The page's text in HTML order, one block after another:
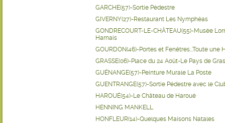
GARCHE(57)-Sortie Pédestre
GIVERNY(27)-Restaurant Les Nymphéas
GONDRECOURT-LE-CHÂTEAU(55)-Musée
Harnais
GOURDON(46)-Portes et Fenêtres...Toute une
GRASSE(06)-Place du 24 Août-Le Pays de
GUÉNANGE(57)-Peinture Murale La Poste
GUENTRANGE(57)-Sortie Pédestre avec le
HAROUÉ(54)-Le Château de Haroué
HENNING MANKELL
HONFLEUR(14)-Quelques Maisons Natales